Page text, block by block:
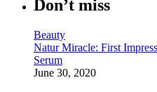
Don’t miss
Beauty
Natur Miracle: First
Serum
June 30, 2020